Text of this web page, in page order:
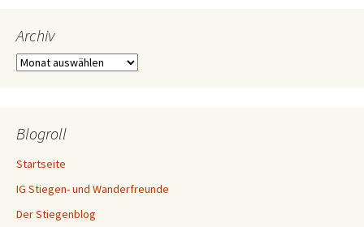
Archiv
Archiv
Blogroll
Startseite
IG Stiegen- und Wanderfreunde
Der Stiegenblog